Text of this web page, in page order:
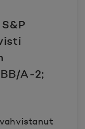
A‑2;